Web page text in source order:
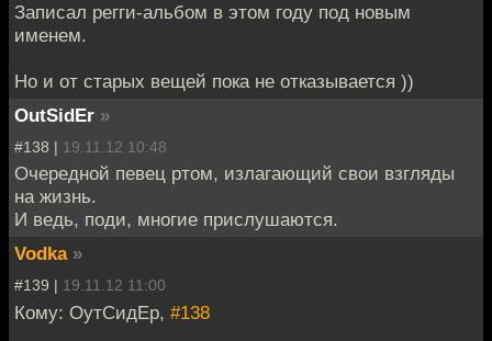
Записал регги-альбом в этом году под новым
именем.
Но и от старых вещей пока не отказывается ))
OutSidEr »
#138 | 19.11.12 10:48
Очередной певец ртом, излагающий свои взгляды
на жизнь.
И ведь, поди, многие прислушаются.
Vodka »
#139 | 19.11.12 11:00
Кому: ОутСидЕр, #138